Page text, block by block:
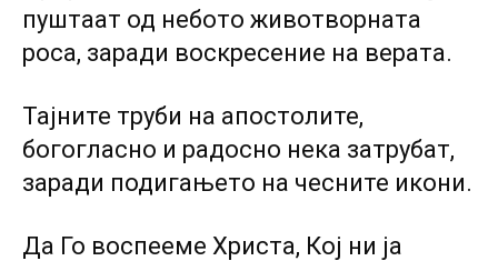
пуштаат од небото животворната
роса, заради воскресение на верата.
Тајните труби на апостолите,
богогласно и радосно нека затрубат,
заради подигањето на чесните икони.
Да Го воспееме Христа, Кој ни ја